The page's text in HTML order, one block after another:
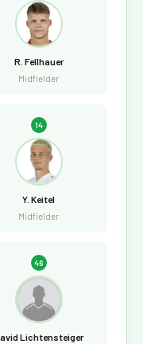
R. Fellhauer
Midfielder
14
Y. Keitel
Midfielder
46
Lichtensteiger